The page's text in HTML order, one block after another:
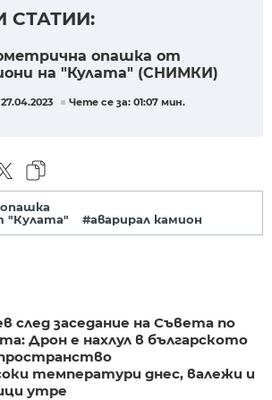
СТАТИИ:
опашка от
на "Кулата" (СНИМКИ)
27.04.2023 Чете се за: 01:07 мин.
"Кулата"
#аварирал камион
след заседание на Съвета по
Дрон е нахлул в българското
температури днес, валежи и
утре